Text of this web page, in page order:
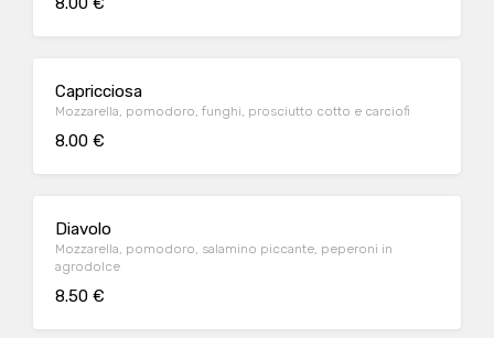
Capricciosa
Mozzarella, pomodoro, funghi, prosciutto cotto e carciofi
8.00 €
Diavolo
Mozzarella, pomodoro, salamino piccante, peperoni in
agrodolce
8.50 €